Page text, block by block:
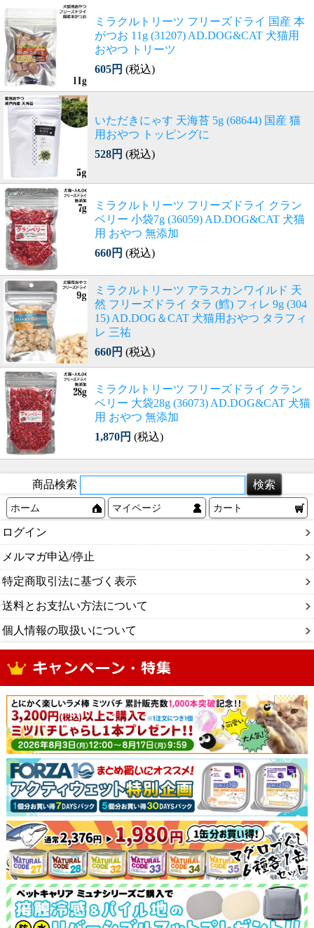
ミラクルトリーツ フリーズドライ 国産 本
がつお 11g (31207) AD.DOG&CAT 犬猫用
おやつ トリーツ
605円 (税込)
いただきにゃす 天海苔 5g (68644) 国産 猫
用おやつ トッピングに
528円 (税込)
ミラクルトリーツ フリーズドライ クラン
ベリー 小袋7g (36059) AD.DOG&CAT 犬猫
用 おやつ 無添加
660円 (税込)
ミラクルトリーツ アラスカンワイルド 天
然 フリーズドライ タラ (鱈) フィレ 9g (304
15) AD.DOG＆CAT 犬猫用おやつ タラフィ
レ 三祐
660円 (税込)
ミラクルトリーツ フリーズドライ クラン
ベリー 大袋28g (36073) AD.DOG&CAT 犬猫
用 おやつ 無添加
1,870円 (税込)
商品検索
ホーム マイページ カート
ログイン
メルマガ申込/停止
特定商取引法に基づく表示
送料とお支払い方法について
個人情報の取扱いについて